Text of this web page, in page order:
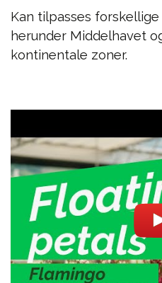
Kan tilpasses forskellige
herunder Middelhavet
kontinentale zoner.